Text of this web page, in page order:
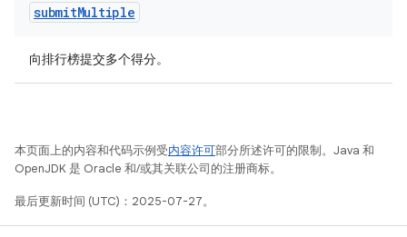
submitMultiple
向排行榜提交多个得分。
本页面上的内容和代码示例受内容许可部分所述许可的限制。Java 和
OpenJDK 是 Oracle 和/或其关联公司的注册商标。
最后更新时间 (UTC)：2025-07-27。